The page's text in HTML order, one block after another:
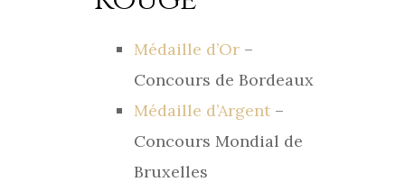
Médaille d’Or –
Concours de Bordeaux
Médaille d’Argent–
Concours Mondial de
Bruxelles